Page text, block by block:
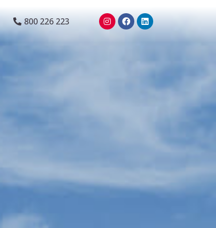
800 226 223